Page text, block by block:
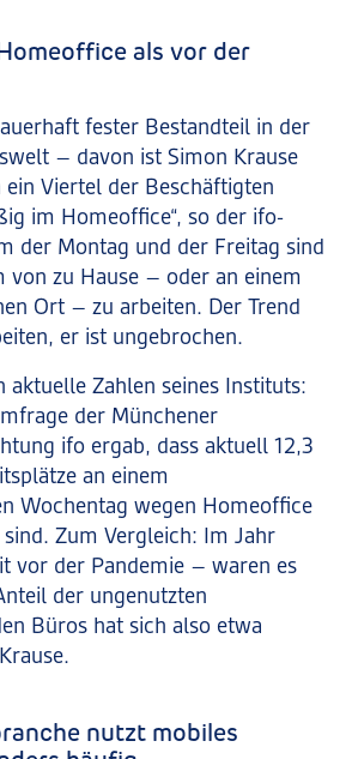
als vor der
fester Bestandteil in der
– davon ist Simon Krause
ein Viertel der Beschäftigten
im Homeoffice“, so der ifo-
der Montag und der Freitag sind
von zu Hause – oder an einem
Ort – zu arbeiten. Der Trend
er ist ungebrochen.
aktuelle Zahlen seines Instituts:
der Münchener
ifo ergab, dass aktuell 12,3
an einem
Wochentag wegen Homeoffice
Zum Vergleich: Im Jahr
vor der Pandemie – waren es
der ungenutzten
Büros hat sich also etwa
nutzt mobiles